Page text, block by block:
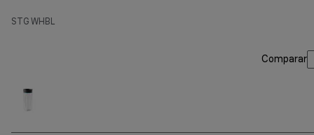
STG WHBL
Comparar